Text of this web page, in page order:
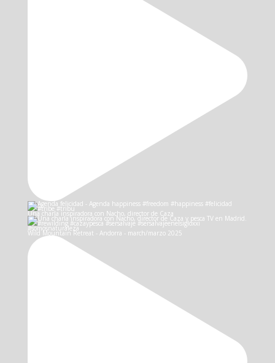
Una charla inspiradora con Nacho, director de Caza
Wild Mountain Retreat - Andorra - march/marzo 2025